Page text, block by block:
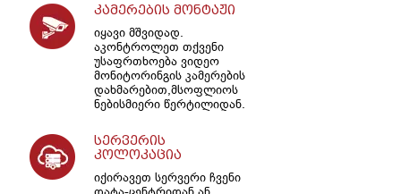
კამერების მონტაჟი
იყავი მშვიდად.
აკონტროლეთ თქვენი
უსაფრთხოება ვიდეო
მონიტორინგის კამერების
დახმარებით,მსოფლიოს
ნებისმიერი წერტილიდან.
სერვერის
კოლოკაცია
იქირავეთ სერვერი ჩვენი